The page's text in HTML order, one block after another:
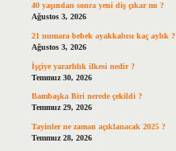
40 yaşından sonra yeni diş çıkar mı ?
Ağustos 3, 2026
21 numara bebek ayakkabısı kaç aylık ?
Ağustos 3, 2026
İşçiye yararlılık ilkesi nedir ?
Temmuz 30, 2026
Bambaşka Biri nerede çekildi ?
Temmuz 29, 2026
Tayinler ne zaman açıklanacak 2025 ?
Temmuz 28, 2026